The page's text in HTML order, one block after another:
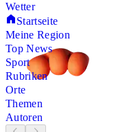
Wetter
Startseite
Meine Region
Top News
Sport
Rubriken
Orte
Themen
Autoren